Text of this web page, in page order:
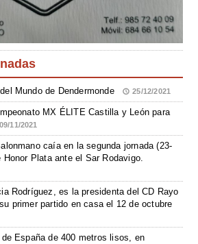
Mundo de Dendermonde 25/12/2021
MX ÉLITE Castilla y León para
09/11/2021
caía en la segunda jornada (23-
Plata ante el Sar Rodavigo.
Rodríguez, es la presidenta del CD Rayo
primer partido en casa el 12 de octubre
España de 400 metros lisos, en